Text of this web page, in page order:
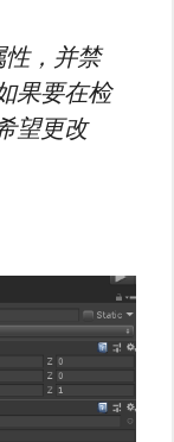
，并禁
果要在检
望更改